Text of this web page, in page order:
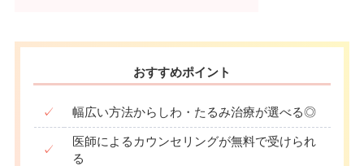
おすすめポイント
✓ 幅広い方法からしわ・たるみ治療が選べる◎
✓
医師によるカウンセリングが無料で受けられ
る